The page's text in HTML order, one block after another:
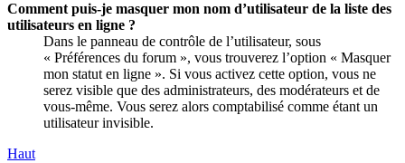
Comment puis-je masquer mon nom d’utilisateur de la liste des
utilisateurs en ligne ?
Dans le panneau de contrôle de l’utilisateur, sous
« Préférences du forum », vous trouverez l’option « Masquer
mon statut en ligne ». Si vous activez cette option, vous ne
serez visible que des administrateurs, des modérateurs et de
vous-même. Vous serez alors comptabilisé comme étant un
utilisateur invisible.
Haut